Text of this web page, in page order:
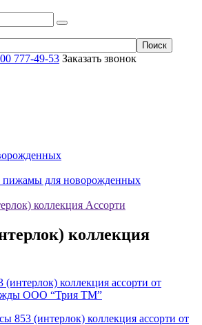
777-49-53 Заказать звонок
пижамы для новорожденных
коллекция Ассорти
коллекция